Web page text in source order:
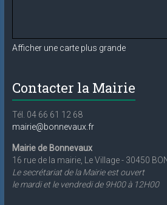
Afficher une carte plus grande
Contacter la Mairie
Tél. 04 66 61 12 68
mairie@bonnevaux.fr
Mairie de Bonnevaux
16 rue de la mairie, Le Village - 30450
Le secrétariat de la Mairie est ouvert
le mardi et le vendredi de 9H00 à 12H00